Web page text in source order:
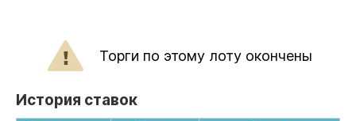
Торги по этому лоту окончены
История ставок